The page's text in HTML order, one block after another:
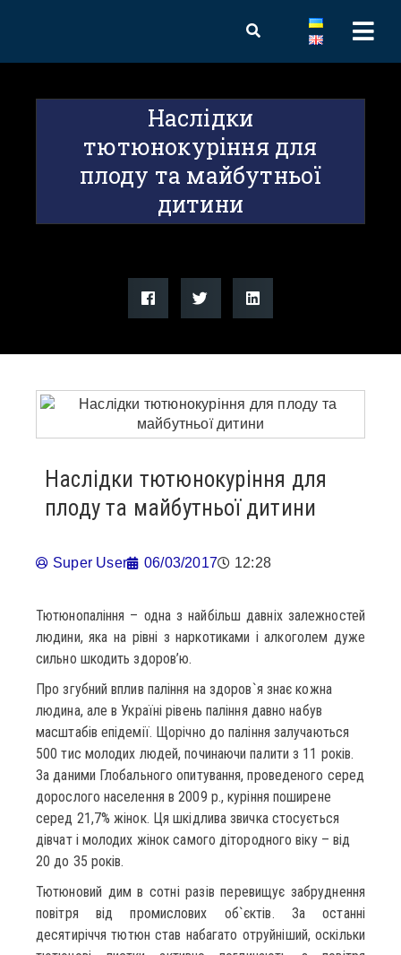
Наслідки
тютюнокуріння для
плоду та майбутньої
дитини
Наслідки тютюнокуріння для
плоду та майбутньої дитини
Super User 06/03/2017 12:28
Тютюнопаління – одна з найбільш давніх залежностей
людини, яка на рівні з наркотиками і алкоголем дуже
сильно шкодить здоров’ю.
Про згубний вплив паління на здоров`я знає кожна
людина, але в Україні рівень паління давно набув
масштабів епідемії. Щорічно до паління залучаються
500 тис молодих людей, починаючи палити з 11 років.
За даними Глобального опитування, проведеного серед
дорослого населення в 2009 р., куріння поширене
серед 21,7% жінок. Ця шкідлива звичка стосується
дівчат і молодих жінок самого дітородного віку – від
20 до 35 років.
Тютюновий дим в сотні разів перевищує забруднення
повітря від промислових об`єктів. За останні
десятиріччя тютюн став набагато отруйніший, оскільки